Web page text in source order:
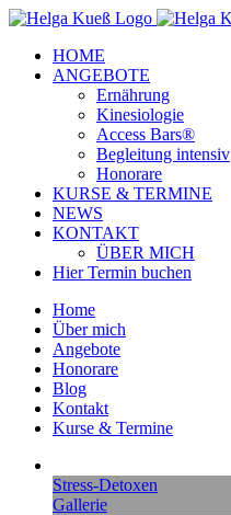
Zum
springen
Facebook
Instagram
YouTube
HOME
ANGEBOTE
Ernährung
Kinesiologie
Access Bars®
Begleitung intensiv
Honorare
KURSE & TERMINE
NEWS
KONTAKT
ÜBER MICH
Hier Termin buchen
Home
Über mich
Angebote
Honorare
Blog
Kontakt
Kurse & Termine
Stress-Detoxen
Gallerie